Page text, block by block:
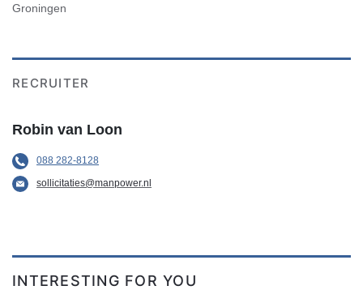
Groningen
RECRUITER
Robin van Loon
088 282-8128
sollicitaties@manpower.nl
INTERESTING FOR YOU